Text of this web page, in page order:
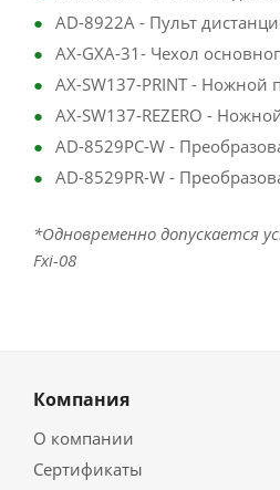
AD-8922A - Пульт
AX-GXA-31- Чехол
AX-SW137-PRINT - Ножной
AX-SW137-REZERO -
AD-8529PC-W -
AD-8529PR-W -
*Одновременно допускается
Fxi-08
Компания
О компании
Сертификаты